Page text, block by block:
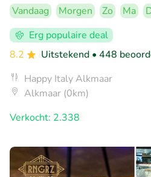
Vandaag Morgen Zo Ma
Erg populaire deal
8.2
Uitstekend • 448
Happy Italy Alkmaar
Alkmaar (0km)
Verkocht: 2.338